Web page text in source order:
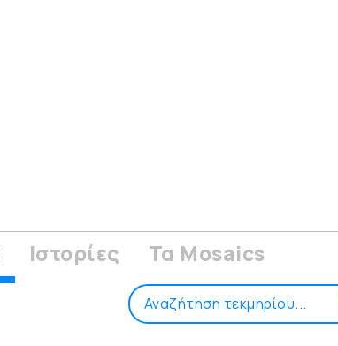
Ιστορίες Τα Mosaics